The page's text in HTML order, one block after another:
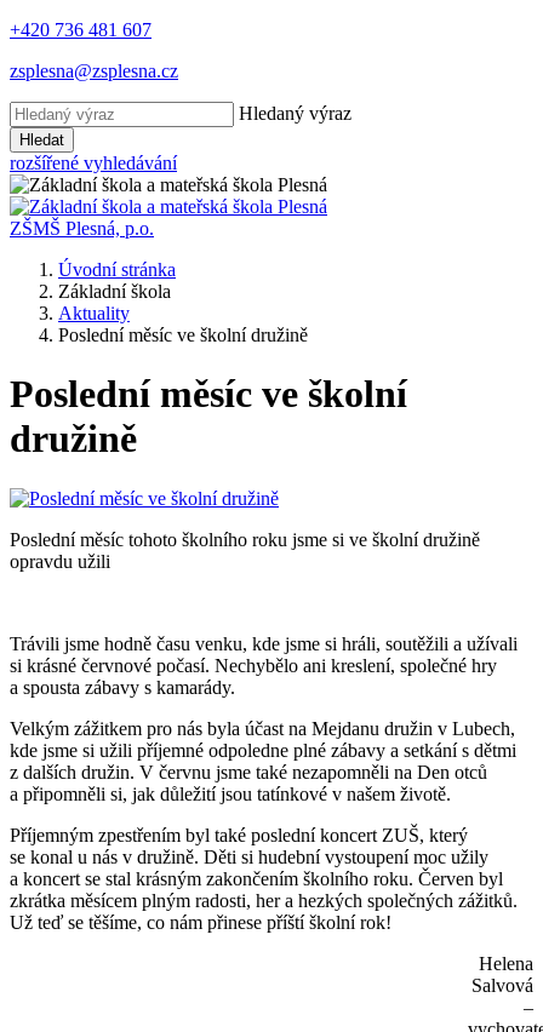
+420 736 481 607
zsplesna@zsplesna.cz
Hledaný výraz
Hledat
rozšířené vyhledávání
ZŠMŠ Plesná, p.o.
Úvodní stránka
Základní škola
Aktuality
Poslední měsíc ve školní družině
Poslední měsíc ve školní
družině
Poslední měsíc tohoto školního roku jsme si ve školní družině
opravdu užili
Trávili jsme hodně času venku, kde jsme si hráli, soutěžili a užívali
si krásné červnové počasí. Nechybělo ani kreslení, společné hry
a spousta zábavy s kamarády.
Velkým zážitkem pro nás byla účast na Mejdanu družin v Lubech,
kde jsme si užili příjemné odpoledne plné zábavy a setkání s dětmi
z dalších družin. V červnu jsme také nezapomněli na Den otců
a připomněli si, jak důležití jsou tatínkové v našem životě.
Příjemným zpestřením byl také poslední koncert ZUŠ, který
se konal u nás v družině. Děti si hudební vystoupení moc užily
a koncert se stal krásným zakončením školního roku. Červen byl
zkrátka měsícem plným radosti, her a hezkých společných zážitků.
Už teď se těšíme, co nám přinese příští školní rok!
Helena
Salvová
–